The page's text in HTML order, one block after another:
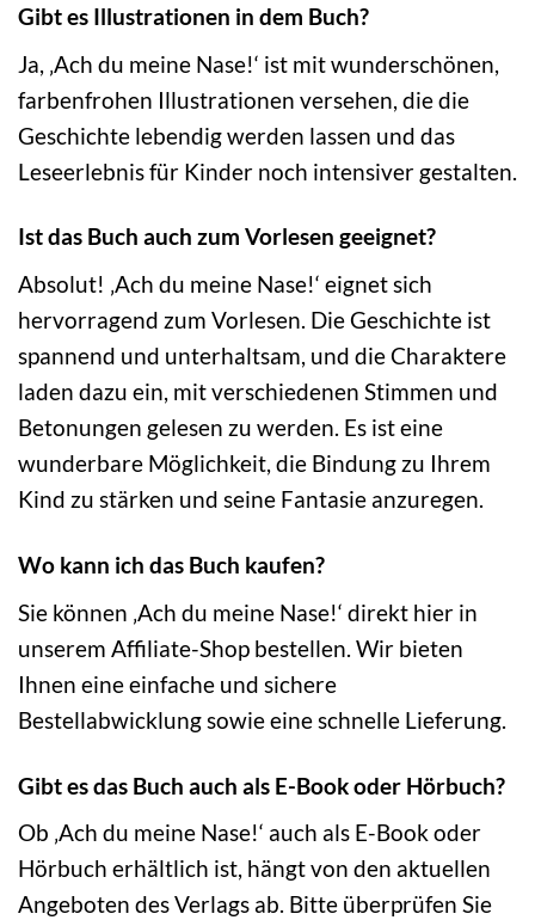
Gibt es Illustrationen in dem Buch?
Ja, ‚Ach du meine Nase!‘ ist mit wunderschönen,
farbenfrohen Illustrationen versehen, die die
Geschichte lebendig werden lassen und das
Leseerlebnis für Kinder noch intensiver gestalten.
Ist das Buch auch zum Vorlesen geeignet?
Absolut! ‚Ach du meine Nase!‘ eignet sich
hervorragend zum Vorlesen. Die Geschichte ist
spannend und unterhaltsam, und die Charaktere
laden dazu ein, mit verschiedenen Stimmen und
Betonungen gelesen zu werden. Es ist eine
wunderbare Möglichkeit, die Bindung zu Ihrem
Kind zu stärken und seine Fantasie anzuregen.
Wo kann ich das Buch kaufen?
Sie können ‚Ach du meine Nase!‘ direkt hier in
unserem Affiliate-Shop bestellen. Wir bieten
Ihnen eine einfache und sichere
Bestellabwicklung sowie eine schnelle Lieferung.
Gibt es das Buch auch als E-Book oder Hörbuch?
Ob ‚Ach du meine Nase!‘ auch als E-Book oder
Hörbuch erhältlich ist, hängt von den aktuellen
Angeboten des Verlags ab. Bitte überprüfen Sie